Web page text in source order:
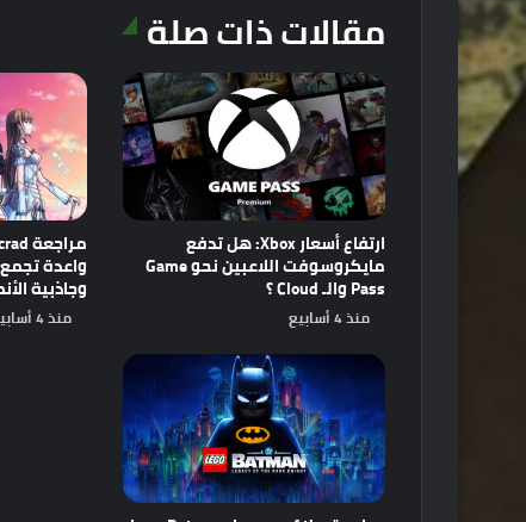
مقالات ذات صلة
ارتفاع أسعار Xbox: هل تدفع
مايكروسوفت اللاعبين نحو Game
Pass والـ Cloud ؟
منذ 4 أسابيع
وجاذبية
منذ 4 أسابيع